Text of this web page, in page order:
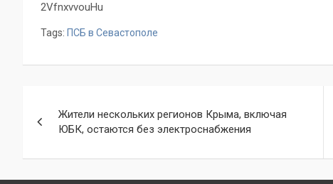
2VfnxvvouHu
Tags: ПСБ в Севастополе
по
записям
Жители нескольких регионов Крыма, включая
ЮБК, остаются без электроснабжения